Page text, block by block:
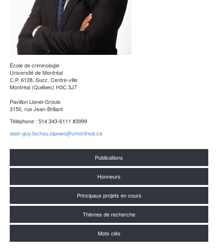
École de criminologie
Université de Montréal
C.P. 6128, Succ. Centre-ville
Montréal (Québec) H3C 3J7
Pavillon Lionel-Groulx
3150, rue Jean-Brillant
Téléphone : 514 343-6111 #3999
alain-guy.tachou.sipowo@umontreal.ca
Publications
Honneurs
Principaux projets en cours
Thèmes de recherche
Mots clés